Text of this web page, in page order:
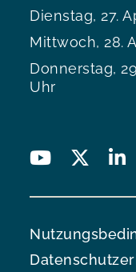
Dienstag, 27.
Mittwoch, 28.
Donnerstag,
Uhr